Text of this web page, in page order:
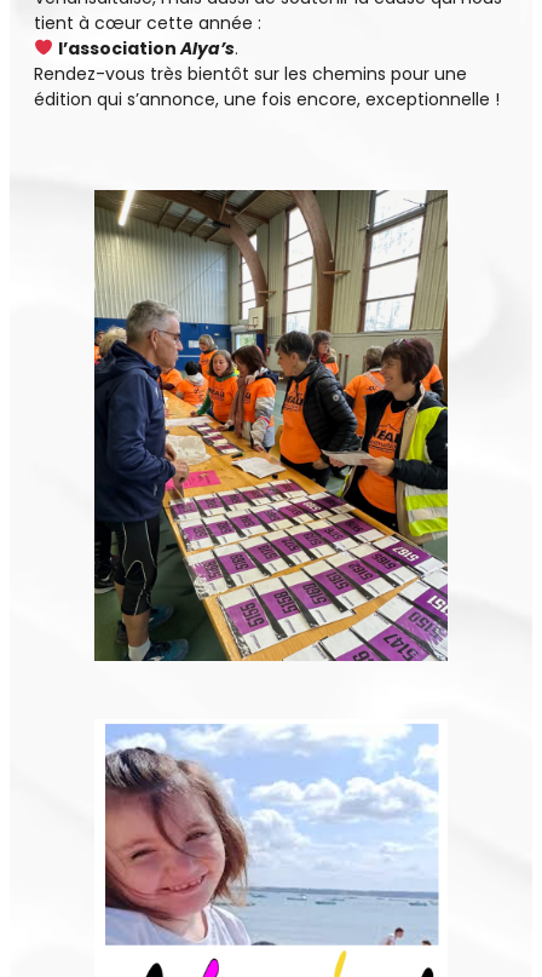
tient à cœur cette année :
l’associationAlya’s.
Rendez-vous très bientôt sur les chemins pour une
édition qui s’annonce, une fois encore, exceptionnelle !